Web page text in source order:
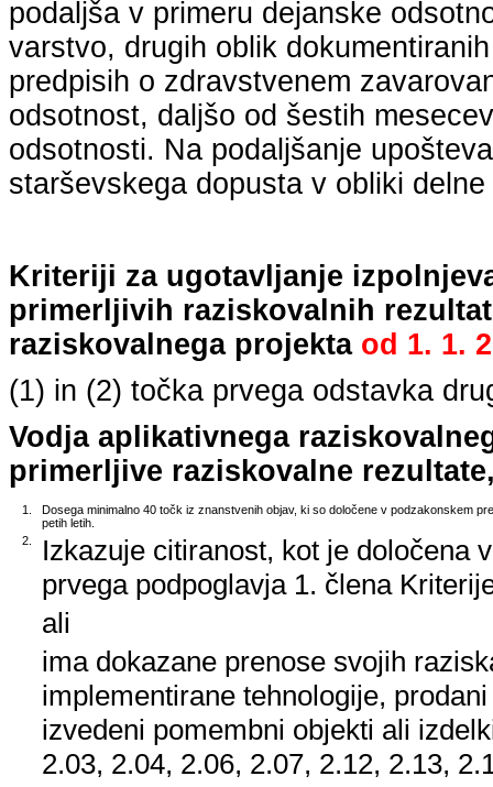
podaljša v primeru dejanske
varstvo, drugih oblik
predpisih o zdravstvenem
odsotnost, daljšo od šestih
odsotnosti. Na podaljšanje
starševskega dopusta v obliki
Kriteriji za ugotavljanje
primerljivih raziskovalnih
raziskovalnega projekta od 1. 1.
(1) in (2) točka prvega odstavka
Vodja aplikativnega
primerljive raziskovalne
1.
Dosega minimalno 40 točk iz znanstvenih objav, ki so določene v podzakonskem
petih letih.
2.
Izkazuje citiranost, kot je določena
prvega podpoglavja 1. člena
ali
ima dokazane prenose svojih
implementirane tehnologije,
izvedeni pomembni objekti ali
2.03, 2.04, 2.06, 2.07, 2.12, 2.13,